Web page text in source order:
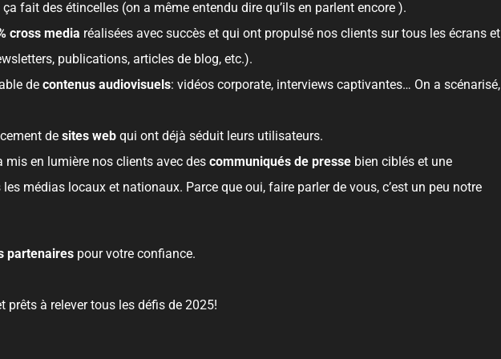
ça fait des étincelles (on a même entendu dire qu’ils en parlent encore ).
cross media réalisées avec succès et qui ont propulsé nos clients sur tous les écrans et
publications, articles de blog, etc.).
de contenus audiovisuels: vidéos corporate, interviews captivantes… On a scénarisé,
de sites webqui ont déjà séduit leurs utilisateurs.
mis en lumière nos clients avec des communiqués de pressebien ciblés et une
médias locaux et nationaux. Parce que oui, faire parler de vous, c’est un peu notre
partenairespour votre confiance.
prêts à relever tous les défis de 2025!